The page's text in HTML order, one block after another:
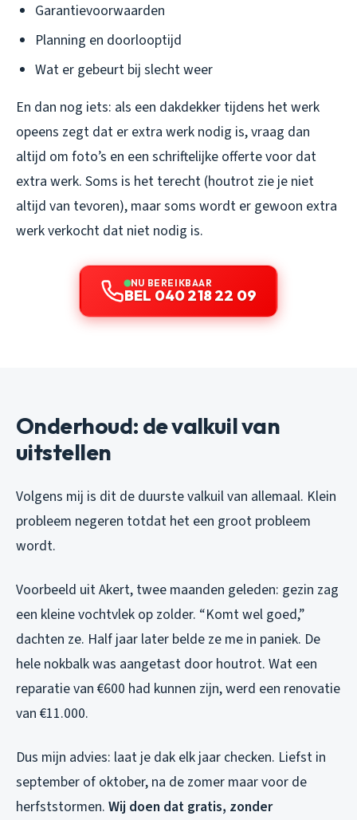
Garantievoorwaarden
Planning en doorlooptijd
Wat er gebeurt bij slecht weer
En dan nog iets: als een dakdekker tijdens het werk
opeens zegt dat er extra werk nodig is, vraag dan
altijd om foto’s en een schriftelijke offerte voor dat
extra werk. Soms is het terecht (houtrot zie je niet
altijd van tevoren), maar soms wordt er gewoon extra
werk verkocht dat niet nodig is.
NU BEREIKBAAR
BEL 040 218 22 09
Onderhoud: de valkuil van
uitstellen
Volgens mij is dit de duurste valkuil van allemaal. Klein
probleem negeren totdat het een groot probleem
wordt.
Voorbeeld uit Akert, twee maanden geleden: gezin zag
een kleine vochtvlek op zolder. “Komt wel goed,”
dachten ze. Half jaar later belde ze me in paniek. De
hele nokbalk was aangetast door houtrot. Wat een
reparatie van €600 had kunnen zijn, werd een renovatie
van €11.000.
Dus mijn advies: laat je dak elk jaar checken. Liefst in
september of oktober, na de zomer maar voor de
herfststormen. Wij doen dat gratis, zonder